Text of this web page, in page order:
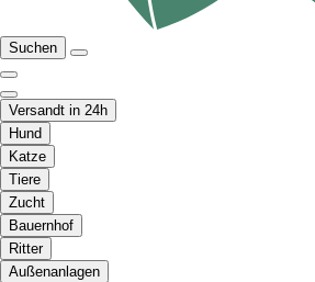
Suchen
Versandt in 24h
Hund
Katze
Tiere
Zucht
Bauernhof
Ritter
Außenanlagen